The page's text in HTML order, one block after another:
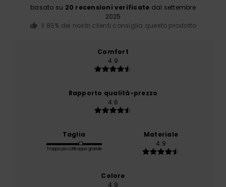
basato su 20 recensioni verificate dal settembre
2025
Il 85% dei nostri clienti consiglia questo prodotto
Comfort
4.9
Rapporto qualità-prezzo
4.6
Taglia
Troppo piccoloTroppo grande
Materiale
4.9
Colore
4.9